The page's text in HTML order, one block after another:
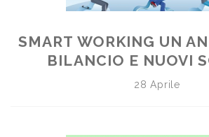
SMART WORKING UN
BILANCIO E NUOVI
28 Aprile